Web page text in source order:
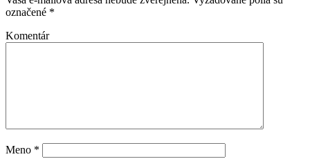
označené *
Komentár
Meno *